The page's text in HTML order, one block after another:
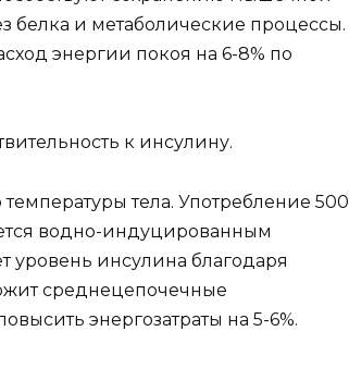
белка и метаболические процессы.
энергии покоя на 6-8% по
к инсулину.
тела. Употребление 500
водно-индуцированным
уровень инсулина благодаря
среднецепочечные
энергозатраты на 5-6%.